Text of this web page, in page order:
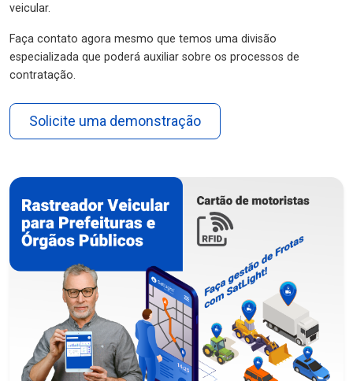
veicular.
Faça contato agora mesmo que temos uma divisão
especializada que poderá auxiliar sobre os processos de
contratação.
Solicite uma demonstração